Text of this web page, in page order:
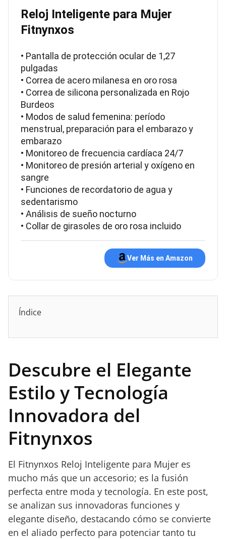
Reloj Inteligente para Mujer
Fitnynxos
• Pantalla de protección ocular de 1,27
pulgadas
• Correa de acero milanesa en oro rosa
• Correa de silicona personalizada en Rojo
Burdeos
• Modos de salud femenina: período
menstrual, preparación para el embarazo y
embarazo
• Monitoreo de frecuencia cardíaca 24/7
• Monitoreo de presión arterial y oxígeno en
sangre
• Funciones de recordatorio de agua y
sedentarismo
• Análisis de sueño nocturno
• Collar de girasoles de oro rosa incluido
Ver Más en Amazon
Índice
Descubre el Elegante
Estilo y Tecnología
Innovadora del
Fitnynxos
El Fitnynxos Reloj Inteligente para Mujer es
mucho más que un accesorio; es la fusión
perfecta entre moda y tecnología. En este post,
se analizan sus innovadoras funciones y
elegante diseño, destacando cómo se convierte
en el aliado perfecto para potenciar tanto tu